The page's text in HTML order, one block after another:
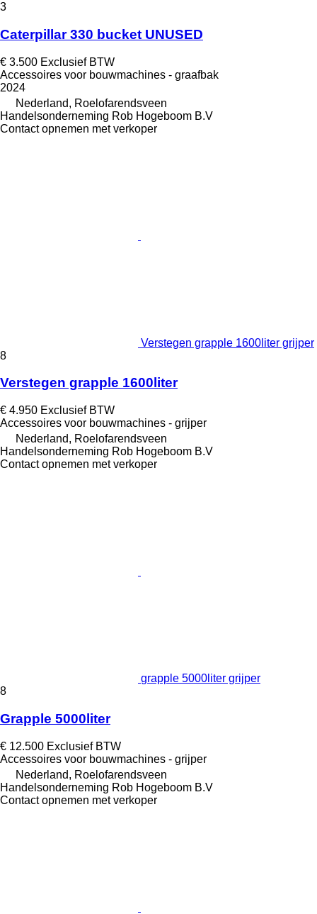
3
Caterpillar 330 bucket UNUSED
€ 3.500 Exclusief BTW
Accessoires voor bouwmachines - graafbak
2024
Nederland, Roelofarendsveen
Handelsonderneming Rob Hogeboom B.V
Contact opnemen met verkoper
Verstegen grapple 1600liter grijper
8
Verstegen grapple 1600liter
€ 4.950 Exclusief BTW
Accessoires voor bouwmachines - grijper
Nederland, Roelofarendsveen
Handelsonderneming Rob Hogeboom B.V
Contact opnemen met verkoper
grapple 5000liter grijper
8
Grapple 5000liter
€ 12.500 Exclusief BTW
Accessoires voor bouwmachines - grijper
Nederland, Roelofarendsveen
Handelsonderneming Rob Hogeboom B.V
Contact opnemen met verkoper